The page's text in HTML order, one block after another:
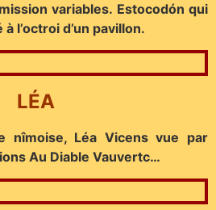
variables. Estocodón qui
l’octroi d’un pavillon.
LÉA
nîmoise, Léa Vicens vue par
Au Diable Vauvertc…